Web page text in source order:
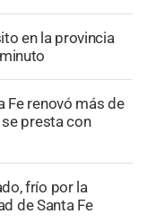
en la provincia
Fe renovó más de
presta con
frío por la
de Santa Fe